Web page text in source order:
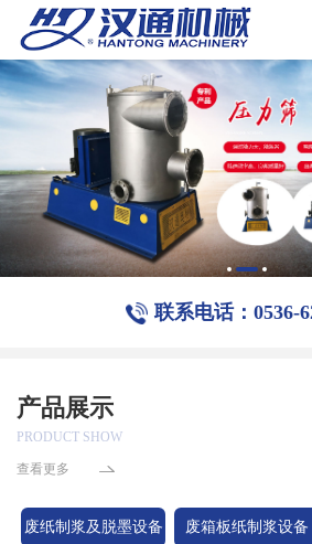
联系电话：0536-
产品展示
PRODUCT SHOW
查看更多
废纸制浆及脱墨设备 废箱板纸制浆设备